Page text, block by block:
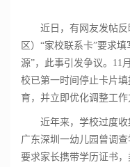
近日，有网友发帖
区）“家校联系卡”要求
源”，此事引发争议。11
校已第一时间停止卡片
育，并立即优化调整工作
近年来，学校过度收
广东深圳一幼儿园曾调
要求家长携带学历证书